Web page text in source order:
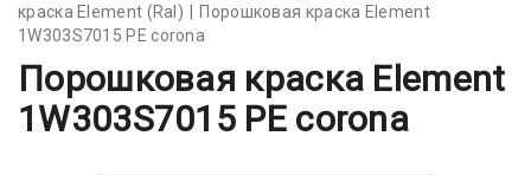
краска Element (Ral)
Порошковая краска Element
1W303S7015 PE corona
Порошковая краска Element
1W303S7015 PE corona